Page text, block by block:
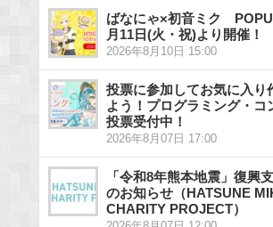
ばなにゃ×初音ミク
月11日(火・祝)より開催！
2026年8月10日 15:00
投票に参加してお気に入り
よう！プログラミング・コ
投票受付中！
2026年8月07日 17:00
「令和8年熊本地震」復興
のお知らせ（HATSUNE
CHARITY PROJECT）